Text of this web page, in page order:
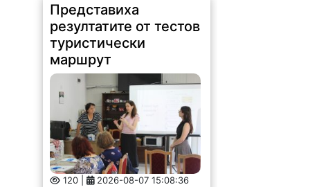
Представиха
резултатите от тестов
туристически
маршрут
120 | 2026-08-07 15:08:36